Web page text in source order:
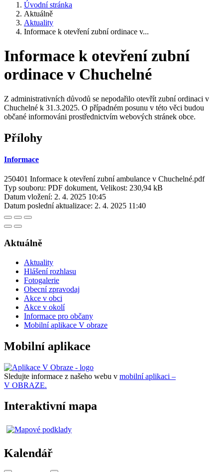
Úvodní stránka
Aktuálně
Aktuality
Informace k otevření zubní ordinace v...
Informace k otevření zubní
ordinace v Chuchelné
Z administrativních důvodů se nepodařilo otevřít zubní ordinaci v
Chuchelné k 31.3.2025. O případném posunu v této věci budou
občané informováni prostřednictvím webových stránek obce.
Přílohy
Informace
250401 Informace k otevření zubní ambulance v Chuchelné.pdf
Typ souboru: PDF dokument, Velikost: 230,94 kB
Datum vložení: 2. 4. 2025 10:45
Datum poslední aktualizace: 2. 4. 2025 11:40
Aktuálně
Aktuality
Hlášení rozhlasu
Fotogalerie
Obecní zpravodaj
Akce v obci
Akce v okolí
Informace pro občany
Mobilní aplikace V obraze
Mobilní aplikace
Sledujte informace z našeho webu v mobilní aplikaci –
V OBRAZE.
Interaktivní mapa
Kalendář